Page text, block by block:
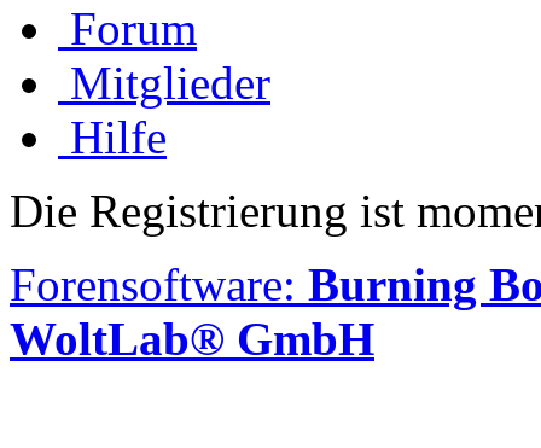
Forum
Mitglieder
Hilfe
Die Registrierung ist
Forensoftware: Burning
WoltLab® GmbH